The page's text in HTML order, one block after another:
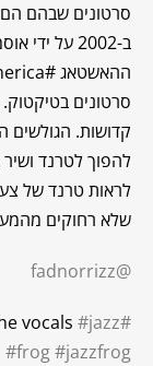
סרטונים שבהם
ב-2002 על
סרטונים
קדושות. הגולשים
להפוך לטרנד
לראות טרנד של
שלא רחוקים
@fadnorrizz
#duet
vocals #jazz
#frog#jazzfrog